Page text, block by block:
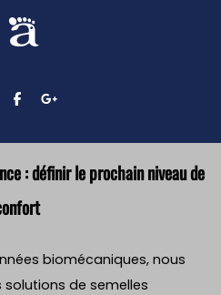
: définir le prochain niveau de
biomécaniques, nous
de semelles